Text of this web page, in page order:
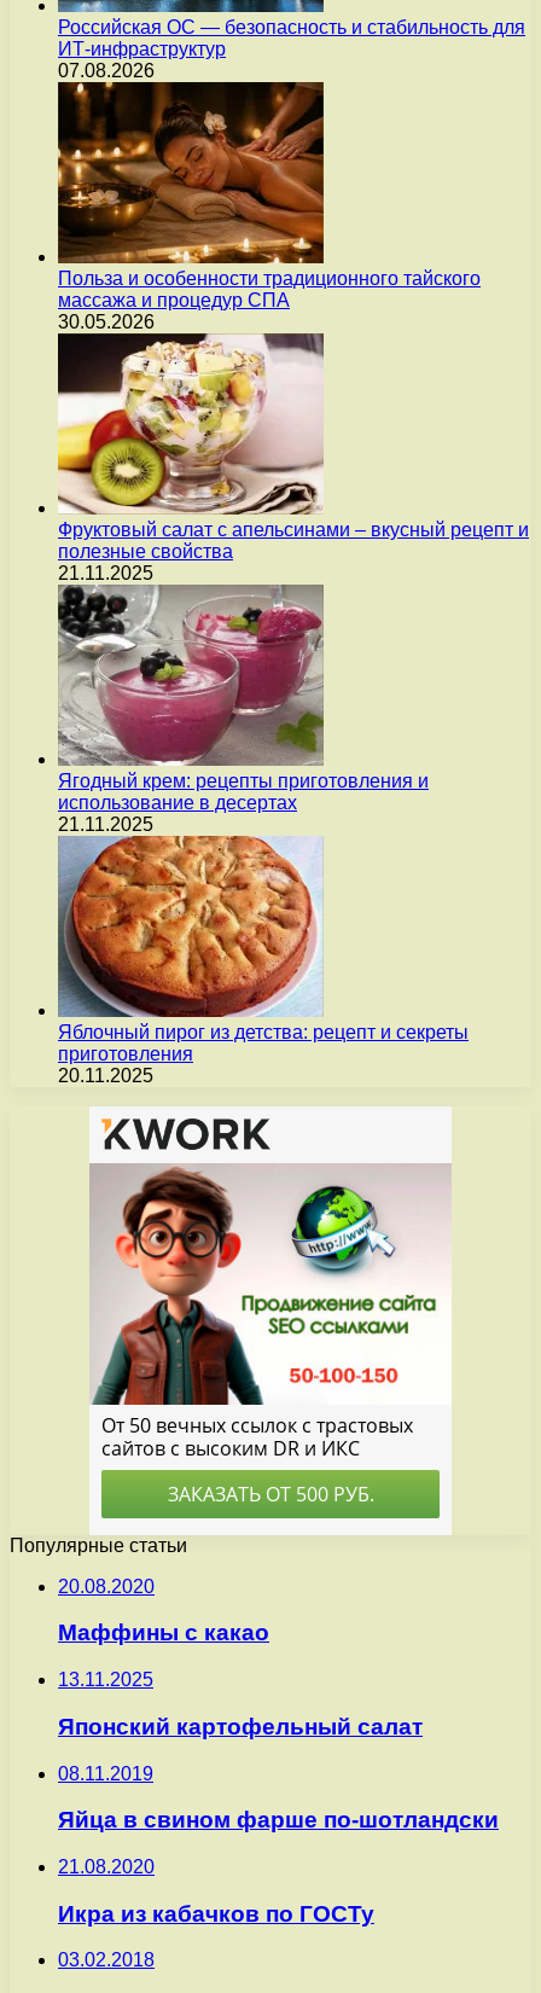
Российская ОС — безопасность и стабильность для
ИТ-инфраструктур
07.08.2026
Польза и особенности традиционного тайского
массажа и процедур СПА
30.05.2026
Фруктовый салат с апельсинами – вкусный рецепт и
полезные свойства
21.11.2025
Ягодный крем: рецепты приготовления и
использование в десертах
21.11.2025
Яблочный пирог из детства: рецепт и секреты
приготовления
20.11.2025
Популярные статьи
20.08.2020
Маффины с какао
13.11.2025
Японский картофельный салат
08.11.2019
Яйца в свином фарше по-шотландски
21.08.2020
Икра из кабачков по ГОСТу
03.02.2018